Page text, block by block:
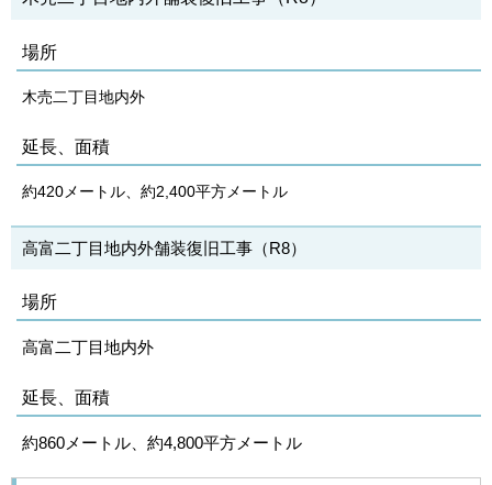
場所
木売二丁目地内外
延長、面積
約420メートル、約2,400平方メートル
高富二丁目地内外舗装復旧工事（R8）
場所
高富二丁目地内外
延長、面積
約860メートル、約4,800平方メートル